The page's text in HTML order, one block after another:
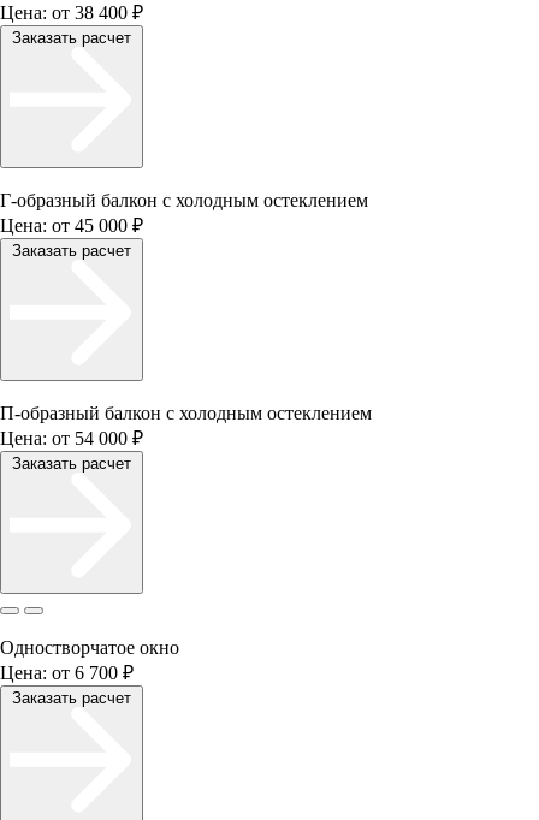
Цена: от 38 400 ₽
Заказать расчет
Г-образный балкон с холодным остеклением
Цена: от 45 000 ₽
Заказать расчет
П-образный балкон с холодным остеклением
Цена: от 54 000 ₽
Заказать расчет
Одностворчатое окно
Цена: от 6 700 ₽
Заказать расчет